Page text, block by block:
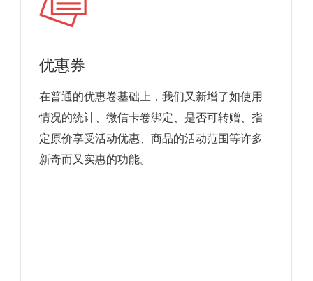
优惠券
在普通的优惠卷基础上，我们又新增了如使用
情况的统计、微信卡卷绑定、是否可转赠、指
定原价享受活动优惠、商品的活动范围等许多
新奇而又实惠的功能。